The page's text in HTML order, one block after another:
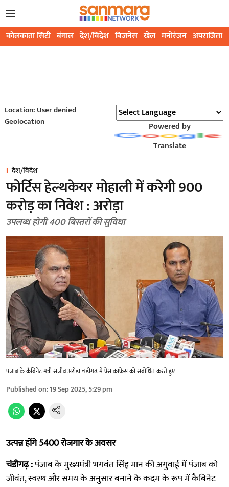
कोलकाता सिटी बंगाल देश/विदेश बिजनेस खेल मनोरंजन अपराजिता
Location: User denied
Geolocation
Powered by
Translate
देश/विदेश
फोर्टिस हेल्थकेयर मोहाली में करेगी 900
करोड़ का निवेश : अरोड़ा
उपलब्ध होगी 400 बिस्तरों की सुविधा
पंजाब के कैबिनेट मंत्री संजीव अरोड़ा चंडीगढ़ में प्रेस कांफ्रेंस को संबोधित करते हुए
Published on:19 Sep 2025, 5:29 pm
उत्पन्न होंगे 5400 रोजगार के अवसर
चंडीगढ़ :पंजाब के मुख्यमंत्री भगवंत सिंह मान की अगुवाई में पंजाब को
जीवंत, स्वस्थ और समय के अनुसार बनाने के कदम के रूप में कैबिनेट